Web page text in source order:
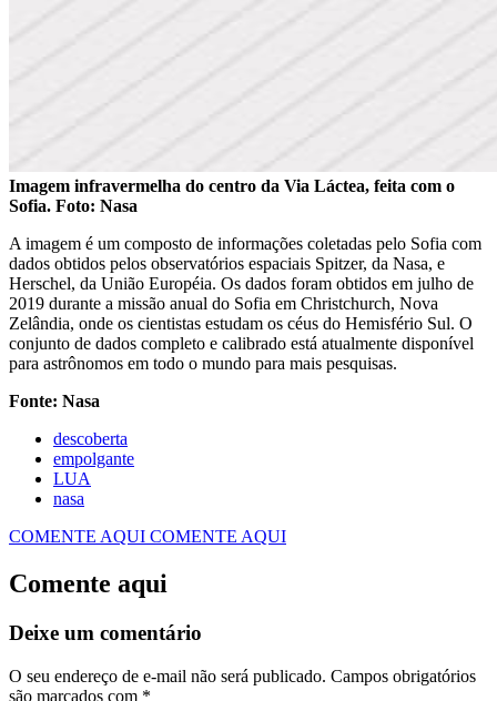
Imagem infravermelha do centro da Via Láctea, feita com o
Sofia. Foto: Nasa
A imagem é um composto de informações coletadas pelo Sofia com
dados obtidos pelos observatórios espaciais Spitzer, da Nasa, e
Herschel, da União Européia. Os dados foram obtidos em julho de
2019 durante a missão anual do Sofia em Christchurch, Nova
Zelândia, onde os cientistas estudam os céus do Hemisfério Sul. O
conjunto de dados completo e calibrado está atualmente disponível
para astrônomos em todo o mundo para mais pesquisas.
Fonte: Nasa
descoberta
empolgante
LUA
nasa
COMENTE AQUI COMENTE AQUI
Comente aqui
Deixe um comentário
O seu endereço de e-mail não será publicado. Campos obrigatórios
são marcados com *